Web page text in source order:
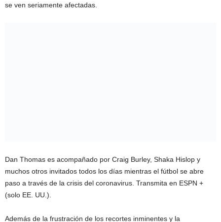
se ven seriamente afectadas.
Dan Thomas es acompañado por Craig Burley, Shaka Hislop y
muchos otros invitados todos los días mientras el fútbol se abre
paso a través de la crisis del coronavirus. Transmita en ESPN +
(solo EE. UU.).
Además de la frustración de los recortes inminentes y la